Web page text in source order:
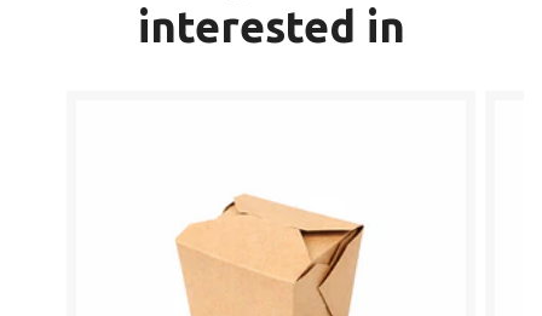
interested in